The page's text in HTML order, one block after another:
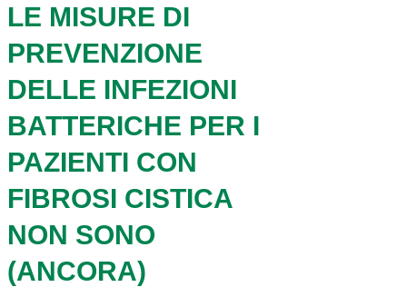
LE MISURE DI
PREVENZIONE
DELLE INFEZIONI
BATTERICHE PER I
PAZIENTI CON
FIBROSI CISTICA
NON SONO
(ANCORA)